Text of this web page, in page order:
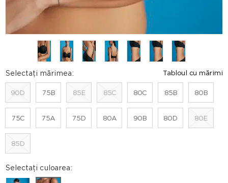
Selectați mărimea: Tabloul cu mărimi
90D 75B 85E 85C 80C 85B 80B
75C 75A 75D 80A 90B 80D 80E
85D
Selectați culoarea: